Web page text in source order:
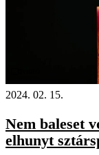
2024. 02. 15.
Nem baleset
elhunyt